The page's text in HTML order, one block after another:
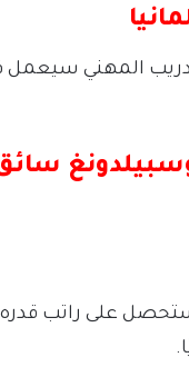
المهني